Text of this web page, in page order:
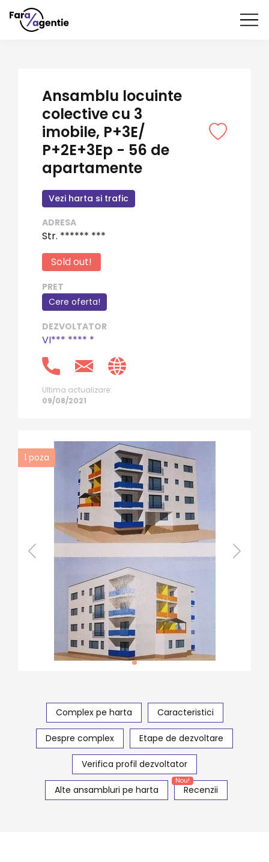
1 poza
Ansamblu locuinte
colective cu 3
imobile, P+3E/
P+2E+3Ep - 56 de
apartamente
Vezi harta si trafic
ADRESA
Str. ****** ***
Sold out!
PRET
Cere oferta!
DEZVOLTATOR
VI*** **** *
Ultima actualizare:
09/08/2021
Complex pe harta Caracteristici
Despre complex Etape de dezvoltare
Verifica profil dezvoltator
Alte ansambluri pe harta Recenzii
Nou!